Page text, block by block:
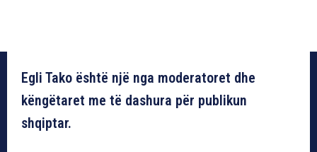
Egli Tako është një nga moderatoret dhe
këngëtaret me të dashura për publikun
shqiptar.